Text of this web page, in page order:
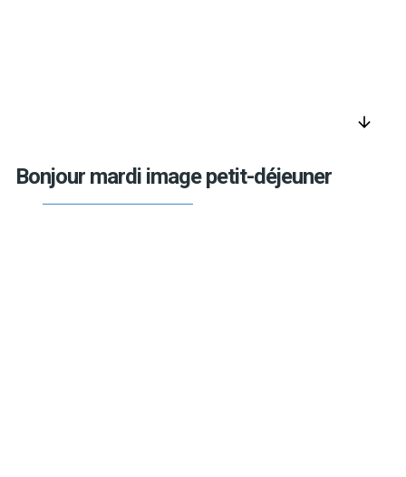
arrow_downward
Bonjour mardi image petit-déjeuner